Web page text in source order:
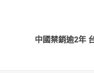
中國禁銷逾2年